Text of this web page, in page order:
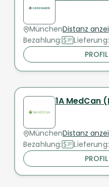
MünchenDistanz
Bezahlung:
Lieferung:
1A MedCan
MünchenDistanz
Bezahlung:
Lieferung: